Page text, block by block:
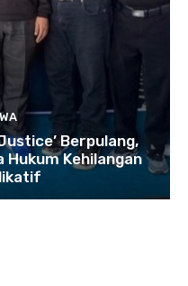
Berpulang,
Hukum Kehilangan